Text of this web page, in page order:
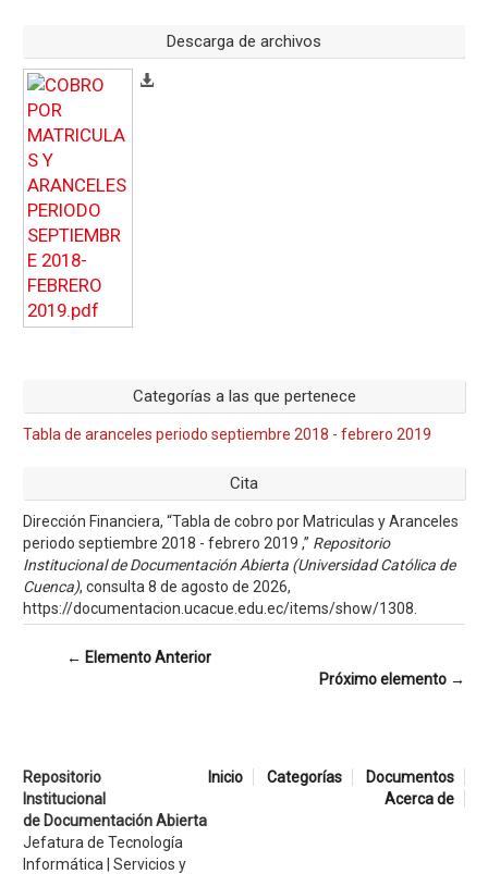
Descarga de archivos
Categorías a las que pertenece
Tabla de aranceles periodo septiembre 2018 - febrero 2019
Cita
Dirección Financiera, “Tabla de cobro por Matriculas y Aranceles
periodo septiembre 2018 - febrero 2019 ,” Repositorio
Institucional de Documentación Abierta (Universidad Católica de
Cuenca), consulta 8 de agosto de 2026,
https://documentacion.ucacue.edu.ec/items/show/1308
← Elemento Anterior
Próximo elemento →
Inicio Categorías
Documentos
Acerca de
Repositorio
Institucional
de Documentación Abierta
Jefatura de Tecnología
Informática | Servicios y